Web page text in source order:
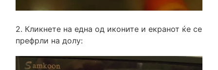
2. Кликнете на една од иконите и екранот ќе се
префрли на долу: